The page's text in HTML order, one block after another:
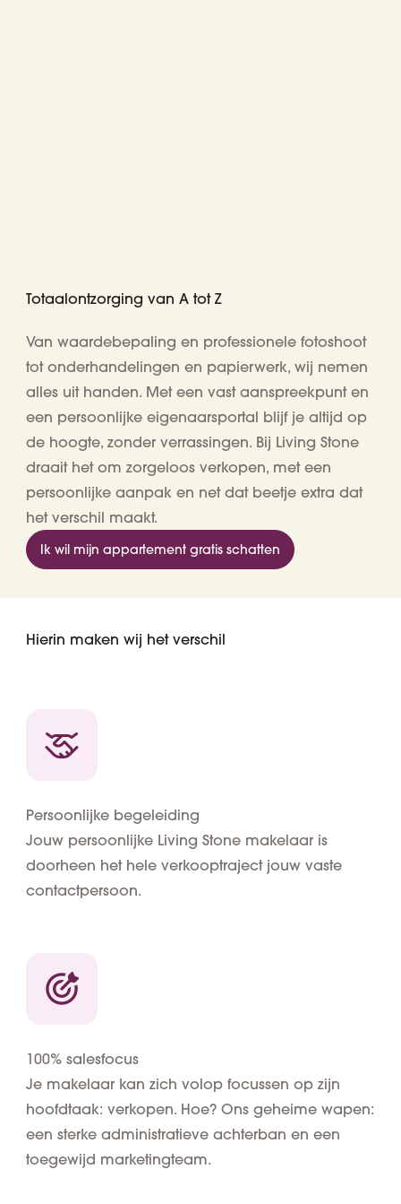
Totaalontzorging van A tot Z
Van waardebepaling en professionele fotoshoot
tot onderhandelingen en papierwerk, wij nemen
alles uit handen. Met een vast aanspreekpunt en
een persoonlijke eigenaarsportal blijf je altijd op
de hoogte, zonder verrassingen. Bij Living Stone
draait het om zorgeloos verkopen, met een
persoonlijke aanpak en net dat beetje extra dat
het verschil maakt.
Ik wil mijn appartement gratis schatten
Hierin maken wij het verschil
Persoonlijke begeleiding
Jouw persoonlijke Living Stone makelaar is
doorheen het hele verkooptraject jouw vaste
contactpersoon.
100% salesfocus
Je makelaar kan zich volop focussen op zijn
hoofdtaak: verkopen. Hoe? Ons geheime wapen:
een sterke administratieve achterban en een
toegewijd marketingteam.